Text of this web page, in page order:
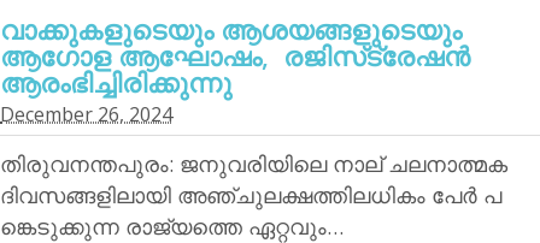
വാക്കുകളുടെയും ആശയങ്ങളുടെയും
ആഗോള ആഘോഷം, രജിസ്‌ട്രേഷന്‍
ആരംഭിച്ചിരിക്കുന്നു
December 26, 2024
തിരുവനന്തപുരം: ജനുവരിയിലെ നാല് ചലനാത്മക
ദിവസങ്ങളിലായി അഞ്ചുലക്ഷത്തിലധികം പേര്‍ പ
ങ്കെടുക്കുന്ന രാജ്യത്തെ ഏറ്റവും…